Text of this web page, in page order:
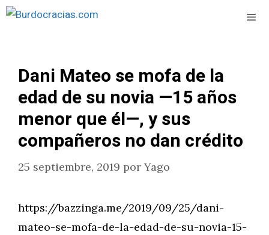
Saltar
Dani Mateo se mofa de la
edad de su novia —15 años
menor que él—, y sus
compañeros no dan crédito
25 septiembre, 2019 porYago
https://bazzinga.me/2019/09/25/dani-
mateo-se-mofa-de-la-edad-de-su-novia-15-